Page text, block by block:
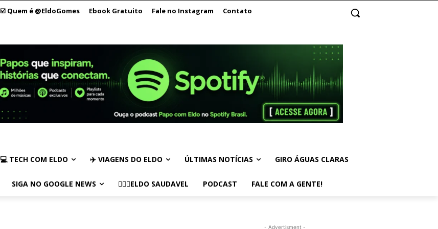
☑️ Quem é @EldoGomes Ebook Gratuito Fale no Instagram Contato
💻 TECH COM ELDO ✈️ VIAGENS DO ELDO ÚLTIMAS NOTÍCIAS GIRO ÁGUAS CLARAS
SIGA NO GOOGLE NEWS 🏃🏻‍♂️ELDO SAUDAVEL PODCAST FALE COM A GENTE!
- Advertisment -